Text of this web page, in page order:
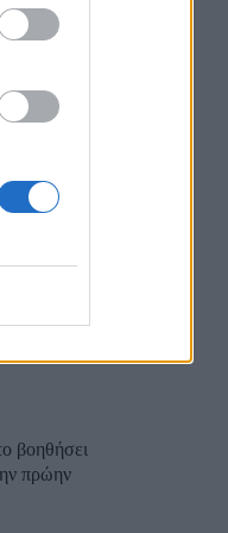
της
έχουν
βοηθήσει
πρώην